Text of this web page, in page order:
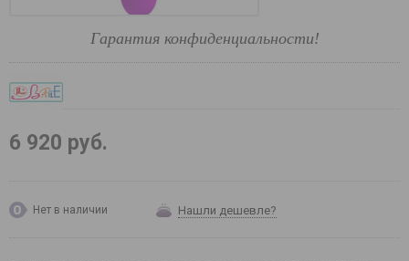
Гарантия конфиденциальности!
6 920 руб.
Нет в наличии Нашли дешевле?